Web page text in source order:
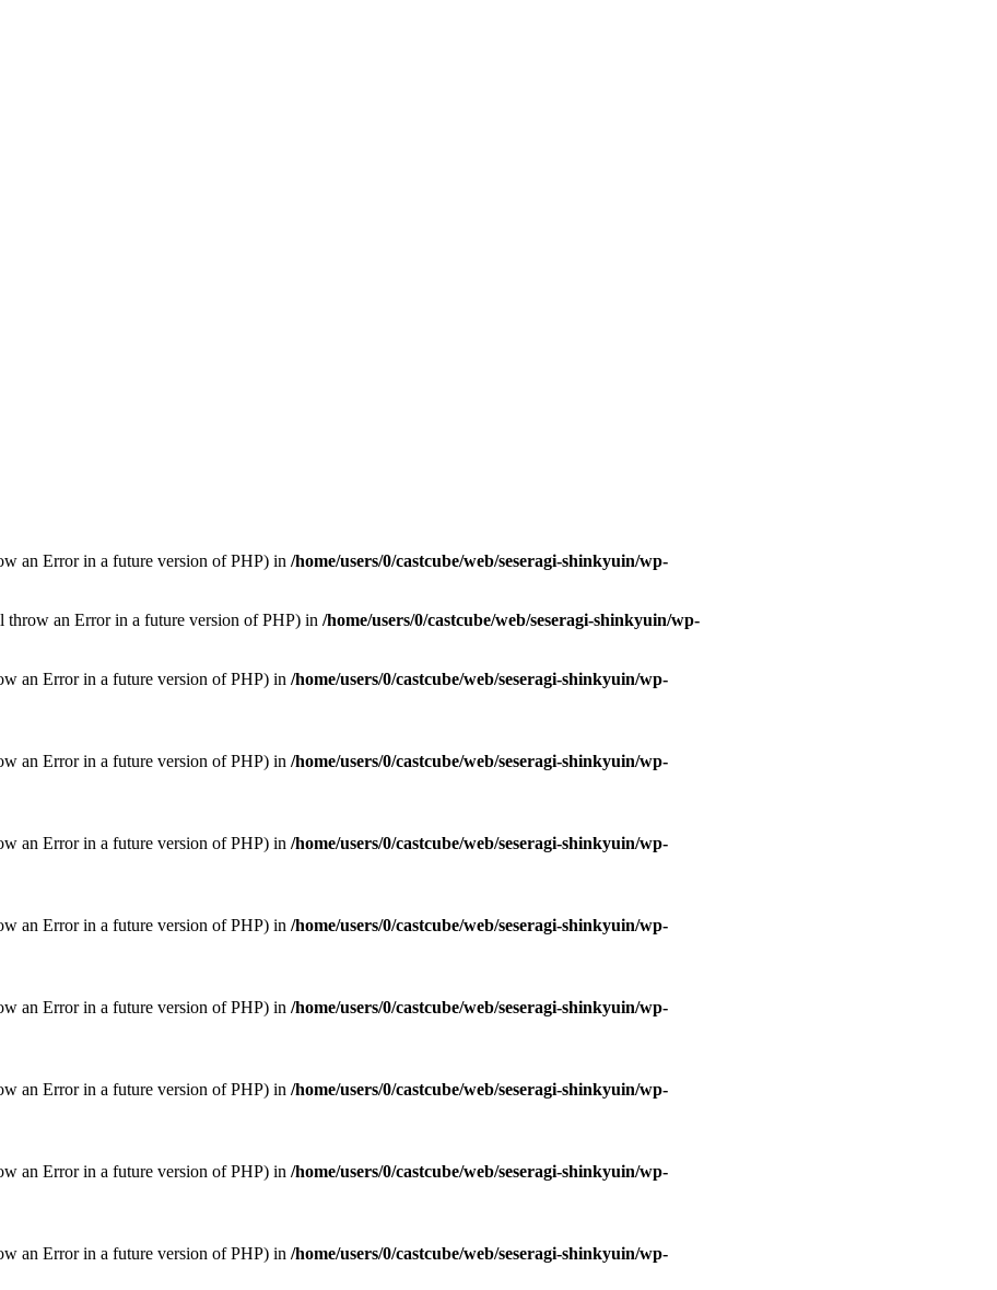
an Error in a future version of PHP) in /home/users/0/castcube/web/seseragi-shinkyuin/wp-
an Error in a future version of PHP) in /home/users/0/castcube/web/seseragi-shinkyuin/wp-
an Error in a future version of PHP) in /home/users/0/castcube/web/seseragi-shinkyuin/wp-
an Error in a future version of PHP) in /home/users/0/castcube/web/seseragi-shinkyuin/wp-
an Error in a future version of PHP) in /home/users/0/castcube/web/seseragi-shinkyuin/wp-
an Error in a future version of PHP) in /home/users/0/castcube/web/seseragi-shinkyuin/wp-
an Error in a future version of PHP) in /home/users/0/castcube/web/seseragi-shinkyuin/wp-
an Error in a future version of PHP) in /home/users/0/castcube/web/seseragi-shinkyuin/wp-
an Error in a future version of PHP) in /home/users/0/castcube/web/seseragi-shinkyuin/wp-
an Error in a future version of PHP) in /home/users/0/castcube/web/seseragi-shinkyuin/wp-